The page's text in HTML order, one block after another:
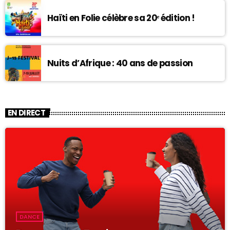
Haïti en Folie célèbre sa 20ᵉ édition !
Nuits d’Afrique : 40 ans de passion
EN DIRECT
DANCE